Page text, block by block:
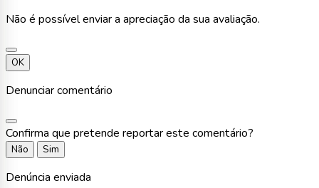
Não é possível enviar a apreciação da sua avaliação.
OK
Denunciar comentário
Confirma que pretende reportar este comentário?
Não Sim
Denúncia enviada